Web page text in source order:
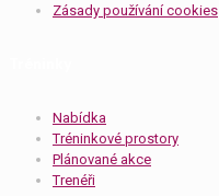
Zásady používání cookies
Nabídka
Tréninkové prostory
Plánované akce
Trenéři